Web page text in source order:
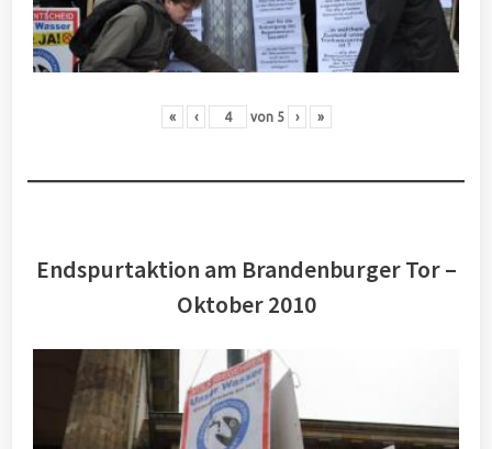
« ‹ von 5 › »
Endspurtaktion am Brandenburger Tor –
Oktober 2010